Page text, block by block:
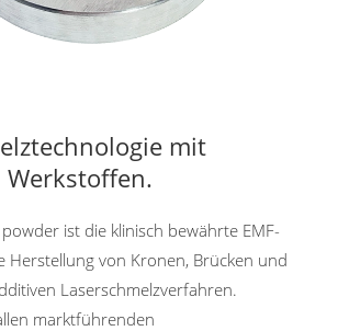
mit
ist die klinisch bewährte EMF-
Herstellung von Kronen, Brücken und
Laserschmelzverfahren.
marktführenden